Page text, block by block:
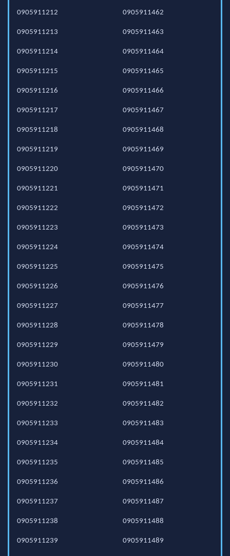
0905911212
0905911213
0905911214
0905911215
0905911216
0905911217
0905911218
0905911219
0905911220
0905911221
0905911222
0905911223
0905911224
0905911225
0905911226
0905911227
0905911228
0905911229
0905911230
0905911231
0905911232
0905911233
0905911234
0905911235
0905911236
0905911237
0905911238
0905911239
0905911462
0905911463
0905911464
0905911465
0905911466
0905911467
0905911468
0905911469
0905911470
0905911471
0905911472
0905911473
0905911474
0905911475
0905911476
0905911477
0905911478
0905911479
0905911480
0905911481
0905911482
0905911483
0905911484
0905911485
0905911486
0905911487
0905911488
0905911489